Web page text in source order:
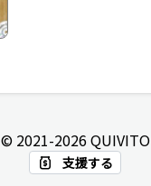
© 2021-2026QUIVITO
支援する